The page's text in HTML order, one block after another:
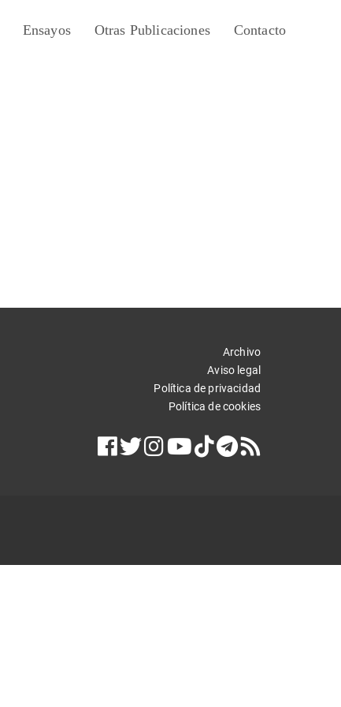
Ensayos Otras Publicaciones Contacto
Archivo
Aviso legal
Política de privacidad
Política de cookies